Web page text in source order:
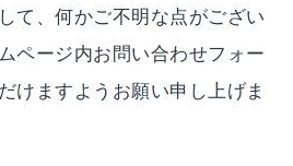
て、何かご不明な点がござい
ページ内お問い合わせフォー
けますようお願い申し上げま